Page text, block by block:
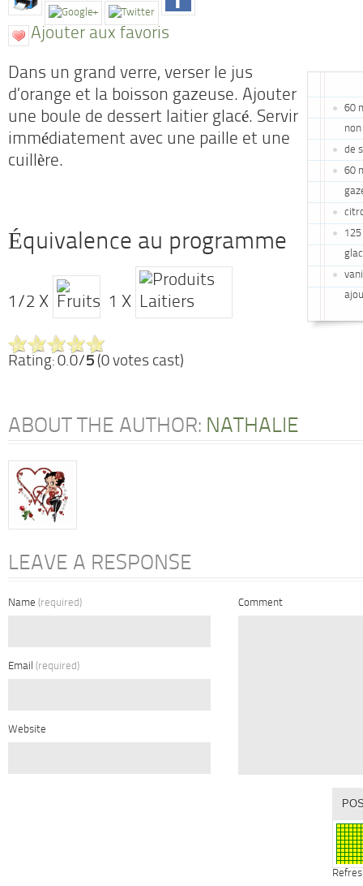
Ajouter aux favoris
60
de
60
Dans un grand verre, verser le jus
d’orange et la boisson gazeuse. Ajouter
une boule de dessert laitier glacé. Servir
immédiatement avec une paille et une
cuillère.
Équivalence au programme
1/2 X 1 X
Rating: 0.0/5 (0 votes cast)
ABOUT THE AUTHOR: NATHALIE
LEAVE A RESPONSE
Name (required)
Email (required)
Website
Comment